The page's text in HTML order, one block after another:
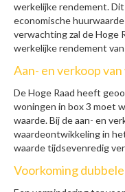
werkelijke rendement.
economische
verwachting zal de Hoge
werkelijke rendement
Aan- en verkoop
De Hoge Raad heeft
woningen in box 3 moet
waarde. Bij de aan- en
waardeontwikkeling in
waarde tijdsevenredig
Voorkoming